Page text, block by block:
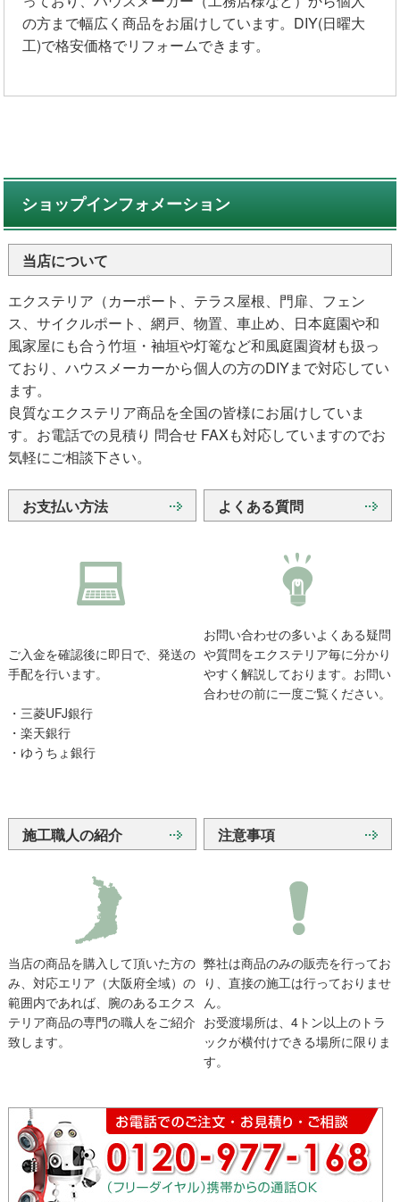
の方まで幅広く商品をお届けしています。DIY(日曜大
工)で格安価格でリフォームできます。
ショップインフォメーション
当店について
エクステリア（カーポート、テラス屋根、門扉、フェン
ス、サイクルポート、網戸、物置、車止め、日本庭園や和
風家屋にも合う竹垣・袖垣や灯篭など和風庭園資材も扱っ
ており、ハウスメーカーから個人の方のDIYまで対応してい
ます。
良質なエクステリア商品を全国の皆様にお届けしていま
す。お電話での見積り 問合せ FAXも対応していますのでお
気軽にご相談下さい。
お支払い方法
ご入金を確認後に即日で、発送の
手配を行います。
・三菱UFJ銀行
・楽天銀行
・ゆうちょ銀行
よくある質問
お問い合わせの多いよくある疑問
や質問をエクステリア毎に分かり
やすく解説しております。お問い
合わせの前に一度ご覧ください。
施工職人の紹介
当店の商品を購入して頂いた方の
み、対応エリア（大阪府全域）の
範囲内であれば、腕のあるエクス
テリア商品の専門の職人をご紹介
致します。
注意事項
弊社は商品のみの販売を行ってお
り、直接の施工は行っておりませ
ん。
お受渡場所は、4トン以上のトラ
ックが横付けできる場所に限りま
す。